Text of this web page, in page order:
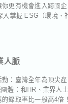
更有機會進入跨國企
入掌握 ESG（環境、
人脈
：臺灣全年為頂尖
體：和HR、業界人
錄取率比一般高4倍！